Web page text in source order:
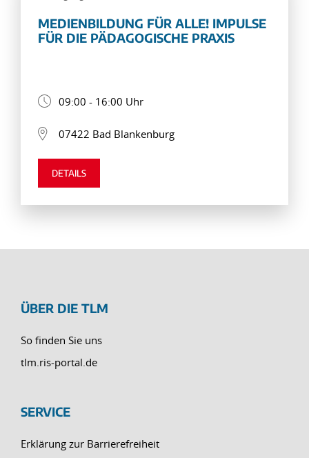
MEDIENBILDUNG FÜR ALLE! IMPULSE
FÜR DIE PÄDAGOGISCHE PRAXIS
09:00 - 16:00 Uhr
07422 Bad Blankenburg
DETAILS
ÜBER DIE TLM
So finden Sie uns
tlm.ris-portal.de
SERVICE
Erklärung zur Barrierefreiheit